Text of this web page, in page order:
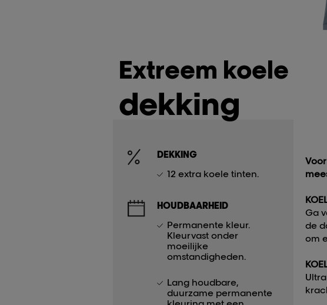
Extreem koele
dekking
DEKKING
12 extra koele tinten.
HOUDBAARHEID
Permanente kleur.
Kleurvast onder
moeilijke
omstandigheden.
Lang houdbare,
duurzame permanente
Ga
de
om